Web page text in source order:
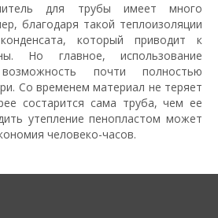
для трубы имеет много
благодаря такой теплоизоляции
который приводит к
Но главное, использование
почти полностью
Со временем материал не теряет
состарится сама труба, чем ее
утепление пенопластом может
человеко-часов.